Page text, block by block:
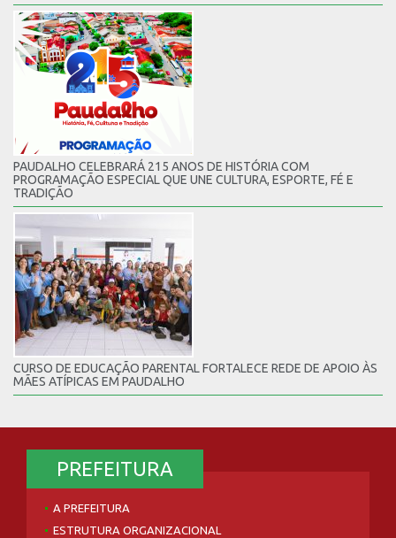
PAUDALHO CELEBRARÁ 215 ANOS DE HISTÓRIA COM
PROGRAMAÇÃO ESPECIAL QUE UNE CULTURA, ESPORTE, FÉ E
TRADIÇÃO
CURSO DE EDUCAÇÃO PARENTAL FORTALECE REDE DE APOIO ÀS
MÃES ATÍPICAS EM PAUDALHO
PREFEITURA
A PREFEITURA
ESTRUTURA ORGANIZACIONAL